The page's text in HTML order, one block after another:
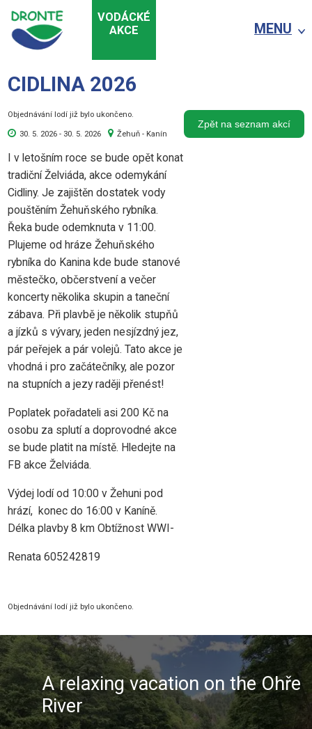
VODÁCKÉ
AKCE
MENU
CIDLINA 2026
Zpět na seznam akcí
Objednávání lodí již bylo ukončeno.
30. 5. 2026 - 30. 5. 2026 Žehuň - Kanín
I v letošním roce se bude opět konat
tradiční Želviáda, akce odemykání
Cidliny. Je zajištěn dostatek vody
pouštěním Žehuňského rybníka.
Řeka bude odemknuta v 11:00.
Plujeme od hráze Žehuňského
rybníka do Kanina kde bude stanové
městečko, občerstvení a večer
koncerty několika skupin a taneční
zábava. Při plavbě je několik stupňů
a jízků s vývary, jeden nesjízdný jez,
pár peřejek a pár volejů. Tato akce je
vhodná i pro začátečníky, ale pozor
na stupních a jezy raději přenést!
Poplatek pořadateli asi 200 Kč na
osobu za splutí a doprovodné akce
se bude platit na místě. Hledejte na
FB akce Želviáda.
Výdej lodí od 10:00 v Žehuni pod
hrází, konec do 16:00 v Kaníně.
Délka plavby 8 km Obtížnost WWI-
Renata 605242819
Objednávání lodí již bylo ukončeno.
A relaxing vacation on the Ohře
River